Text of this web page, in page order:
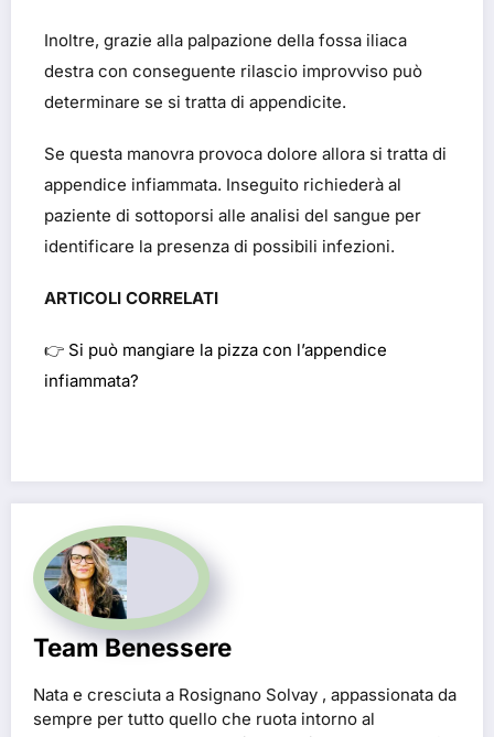
Inoltre, grazie alla palpazione della fossa iliaca
destra con conseguente rilascio improvviso può
determinare se si tratta di appendicite.
Se questa manovra provoca dolore allora si tratta di
appendice infiammata. Inseguito richiederà al
paziente di sottoporsi alle analisi del sangue per
identificare la presenza di possibili infezioni.
ARTICOLI CORRELATI
👉 Si può mangiare la pizza con l’appendice
infiammata?
Team Benessere
Nata e cresciuta a Rosignano Solvay , appassionata da
sempre per tutto quello che ruota intorno al